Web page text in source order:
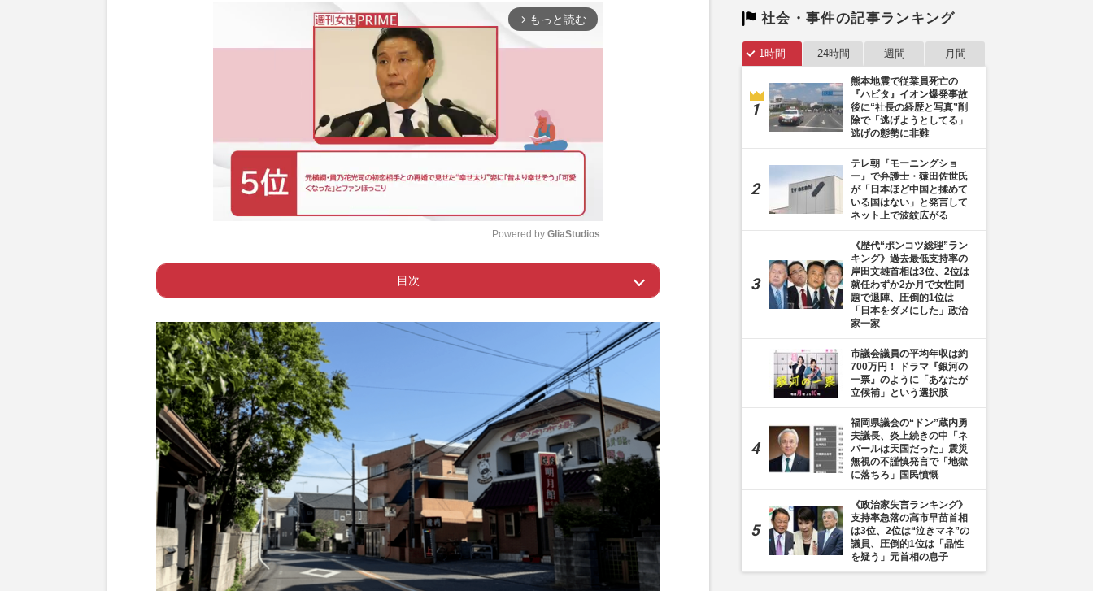
arrow_forward_ios もっと読む
t
Powered by GliaStudios
目次
Page 1 ー 警察に徹底抗戦を始めた容疑者
Page 2 ー 母親「息子が目を覚まさないうちに収めようと」
Page 3 ー 「甘えん坊で優しい子」
社会・事件の記事ランキング
1時間 24時間 週間 月間
熊本地震で従業員死亡の
『ハビタ』イオン爆発事故
後に“社長の経歴と写真”削
除で「逃げようとしてる」
逃げの態勢に非難
テレ朝『モーニングショ
ー』で弁護士・猿田佐世氏
が「日本ほど中国と揉めて
いる国はない」と発言して
ネット上で波紋広がる
《歴代“ポンコツ総理”ラン
キング》過去最低支持率の
岸田文雄首相は3位、2位は
就任わずか2か月で女性問
題で退陣、圧倒的1位は
「日本をダメにした」政治
家一家
市議会議員の平均年収は約
700万円！ ドラマ『銀河の
一票』のように「あなたが
立候補」という選択肢
福岡県議会の“ドン”蔵内勇
夫議長、炎上続きの中「ネ
パールは天国だった」震災
無視の不謹慎発言で「地獄
に落ちろ」国民憤慨
《政治家失言ランキング》
支持率急落の高市早苗首相
は3位、2位は“泣きマネ”の
議員、圧倒的1位は「品性
を疑う」元首相の息子